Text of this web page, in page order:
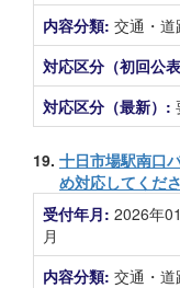
内容分類: 交通・
対応区分（初回公
対応区分（最新）:
19. 十日市場駅南口
め対応してくだ
受付年月: 2026年01
月
内容分類: 交通・